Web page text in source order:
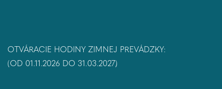
OTVÁRACIE HODINY ZIMNEJ PREVÁDZKY:
(OD 01.11.2026 DO 31.03.2027)